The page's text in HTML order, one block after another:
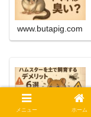
www.butapig.com
メニュー ホーム